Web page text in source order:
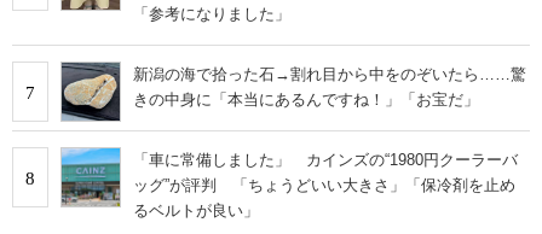
「参考になりました」
7
新潟の海で拾った石→割れ目から中をのぞいたら……驚
きの中身に「本当にあるんですね！」「お宝だ」
8
「車に常備しました」 カインズの“1980円クーラーバ
ッグ”が評判 「ちょうどいい大きさ」「保冷剤を止め
るベルトが良い」